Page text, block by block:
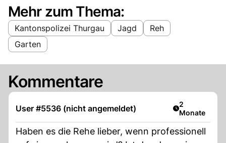
Mehr zum Thema:
Kantonspolizei Thurgau Jagd
Reh
Garten
Kommentare
User #5536 (nicht angemeldet) Artikel
2
Monate
Haben es die Rehe lieber, wenn professionell